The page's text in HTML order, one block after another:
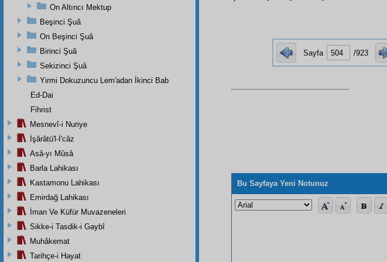
Sayfa /923
Bu Sayfaya Yeni Notunuz
On Altıncı Mektup
Beşinci Şuâ
On Beşinci Şuâ
Birinci Şuâ
Sekizinci Şuâ
Yirmi Dokuzuncu Lem'adan İkinci Bab
Ed-Dai
Fihrist
Mesnevî-i Nuriye
İşârâtü'l-İ'câz
Asâ-yı Mûsâ
Barla Lahikası
Kastamonu Lahikası
Emirdağ Lahikası
İman Ve Küfür Muvazeneleri
Sikke-i Tasdik-i Gaybî
Muhâkemat
Tarihçe-i Hayat